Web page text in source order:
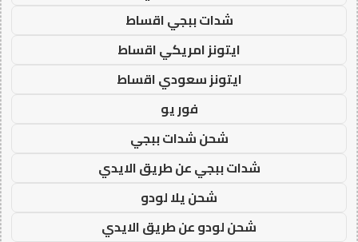
شدات ببجي اقساط
ايتونز امريكي اقساط
ايتونز سعودي اقساط
فور يو
شحن شدات ببجي
شدات ببجي عن طريق الايدي
شحن يلا لودو
شحن لودو عن طريق الايدي